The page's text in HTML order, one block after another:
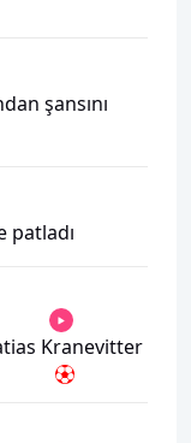
şansını
patladı
Kranevitter